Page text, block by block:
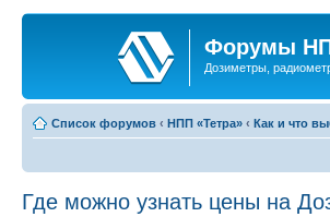
Форумы
Дозиметры,
Список форумов ‹ НПП «Тетра» ‹ Как и что
Где можно узнать цены на